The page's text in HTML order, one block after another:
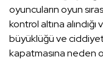
oyuncuların oyun
kontrol altına
büyüklüğü ve
kapatmasına neden